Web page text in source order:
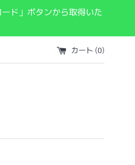
ド」ボタンから取得いた
カート (0)